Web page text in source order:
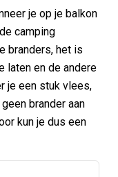
je op je balkon
camping
branders, het is
laten en de andere
je een stuk vlees,
brander aan
kun je dus een